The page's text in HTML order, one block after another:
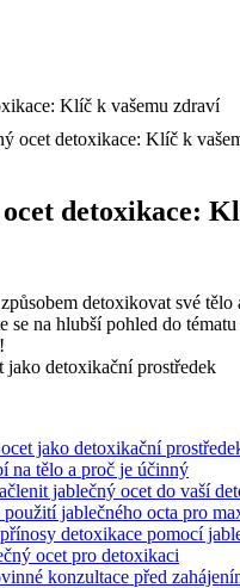
ocet detoxikace: Klíč k
detoxikace:
detoxikovat své
se na hlubší pohled do
jako detoxikační
na tělo a proč je účinný
jablečný ocet do vaší
jablečného octa pro
detoxikace pomocí
ocet pro detoxikaci
konzultace před